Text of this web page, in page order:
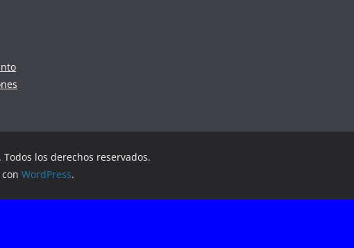
. Todos los derechos reservados.
WordPress.